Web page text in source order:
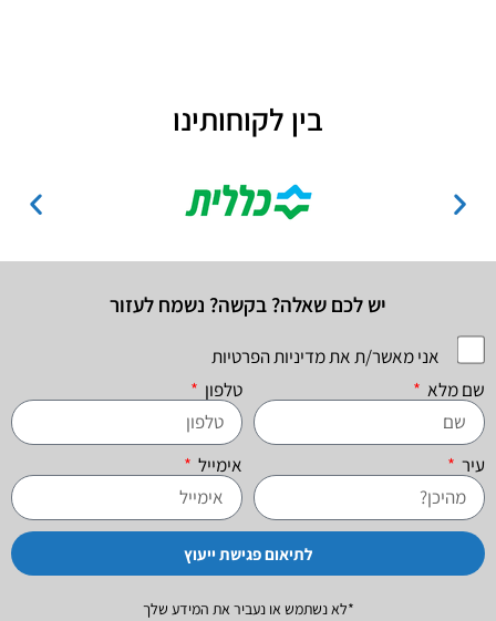
בין לקוחותינו
יש לכם שאלה? בקשה? נשמח לעזור
אני מאשר/ת את מדיניות הפרטיות
שם מלא
טלפון
עיר אימייל
לתיאום פגישת ייעוץ
*לא נשתמש או נעביר את המידע שלך